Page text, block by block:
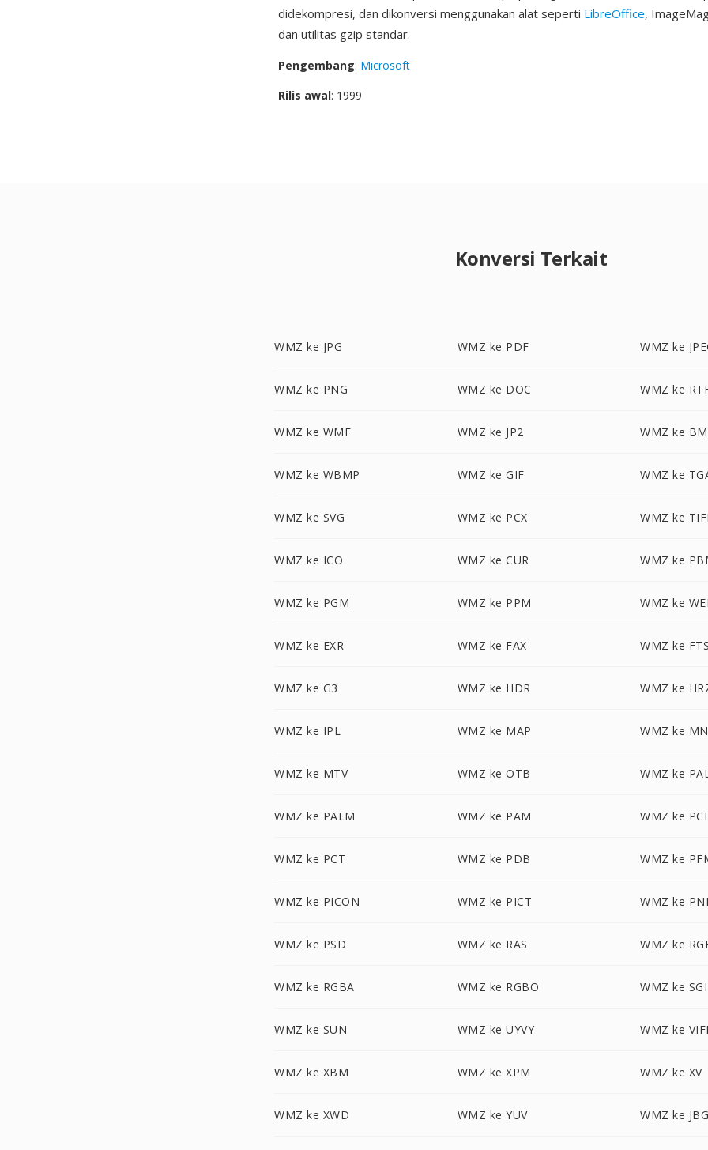
didekompresi, dan dikonversi menggunakan alat seperti LibreOffice,
dan utilitas gzip standar.
Pengembang: Microsoft
Rilis awal: 1999
Konversi Terkait
WMZ ke JPG WMZ ke PDF WMZ ke
WMZ ke PNG WMZ ke DOC WMZ ke
WMZ ke WMF WMZ ke JP2 WMZ ke
WMZ ke WBMP WMZ ke GIF WMZ ke
WMZ ke SVG WMZ ke PCX WMZ ke
WMZ ke ICO WMZ ke CUR WMZ ke
WMZ ke PGM WMZ ke PPM WMZ ke
WMZ ke EXR WMZ ke FAX WMZ ke FTS
WMZ ke G3 WMZ ke HDR WMZ ke
WMZ ke IPL WMZ ke MAP WMZ ke
WMZ ke MTV WMZ ke OTB WMZ ke
WMZ ke PALM WMZ ke PAM WMZ ke
WMZ ke PCT WMZ ke PDB WMZ ke
WMZ ke PICON WMZ ke PICT WMZ ke
WMZ ke PSD WMZ ke RAS WMZ ke
WMZ ke RGBA WMZ ke RGBO WMZ ke SGI
WMZ ke SUN WMZ ke UYVY WMZ ke
WMZ ke XBM WMZ ke XPM WMZ ke XV
WMZ ke XWD WMZ ke YUV WMZ ke JBG